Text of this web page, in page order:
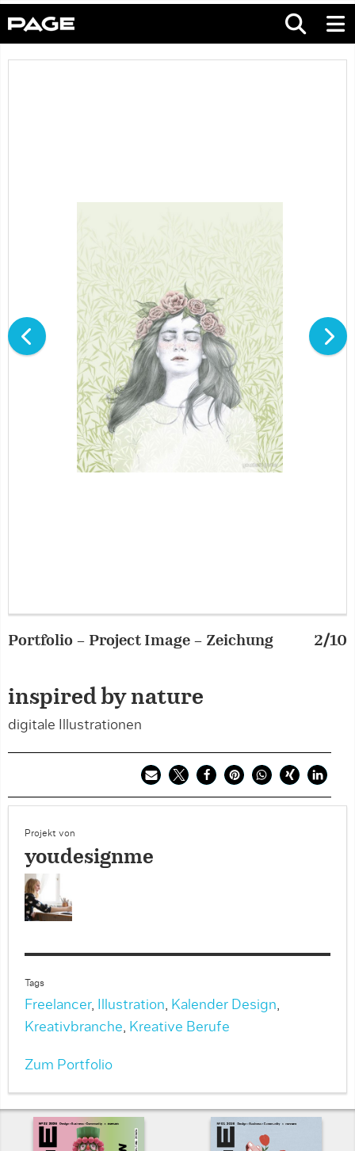
Portfolio – Project Image – Zeichung 2/10
inspired by nature
digitale Illustrationen
Projekt von
youdesignme
Tags
Freelancer, Illustration, Kalender Design,
Kreativbranche, Kreative Berufe
Zum Portfolio